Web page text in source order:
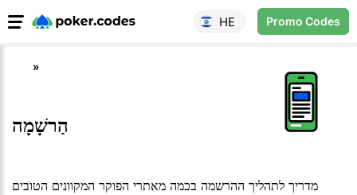
HE Promo Codes
הַרשָׁמָה
מדריך לתהליך ההרשמה בכמה מאתרי הפוקר המקוונים הטובים